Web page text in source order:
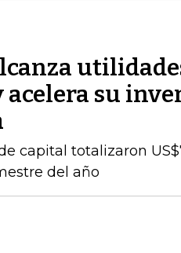
su
capital totalizaron
del año